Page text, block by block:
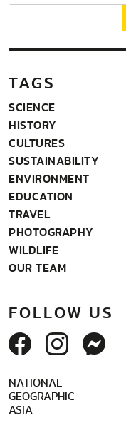
for:
TAGS
SCIENCE
HISTORY
CULTURES
SUSTAINABILITY
ENVIRONMENT
EDUCATION
TRAVEL
PHOTOGRAPHY
WILDLIFE
OUR TEAM
FOLLOW US
NATIONAL
GEOGRAPHIC
ASIA